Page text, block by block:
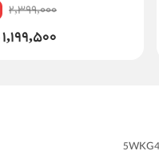
2,399,000
1,199,500